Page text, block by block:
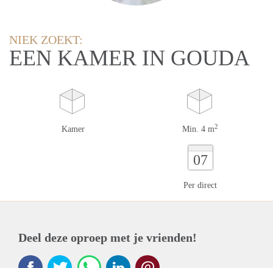
NIEK ZOEKT:
EEN KAMER IN GOUDA
Kamer Min. 4 m2
07
Per direct
Deel deze oproep met je vrienden!